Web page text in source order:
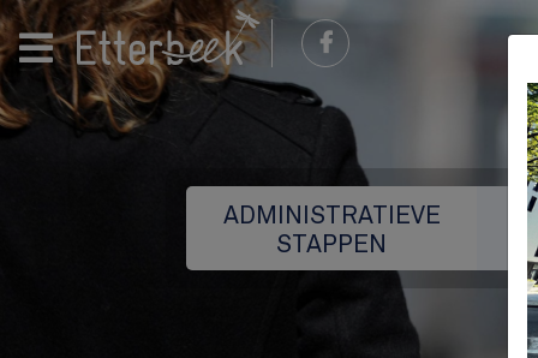
ADMINISTRATIEVE
STAPPEN